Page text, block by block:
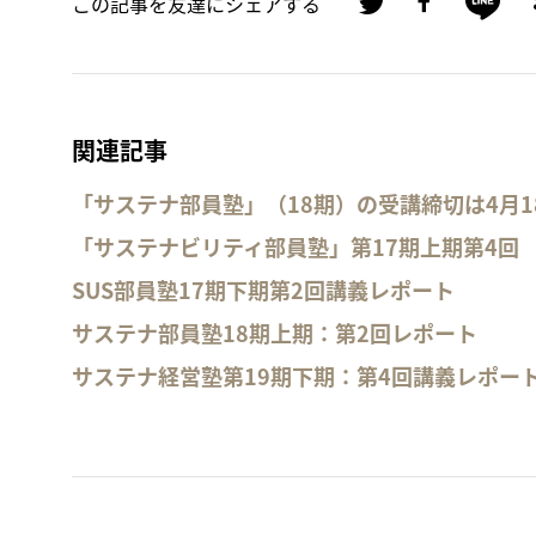
関連記事
「サステナ部員塾」（18期）の受講締切は4月
「サステナビリティ部員塾」第17期上期第4回
SUS部員塾17期下期第2回講義レポート
サステナ部員塾18期上期：第2回レポート
サステナ経営塾第19期下期：第4回講義レポー